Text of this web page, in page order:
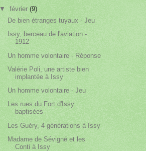
▼février(9)
De bien étranges tuyaux - Jeu
Issy, berceau de l'aviation -
1912
Un homme volontaire - Réponse
Valérie Poli, une artiste bien
implantée à Issy
Un homme volontaire - Jeu
Les rues du Fort d'Issy
baptisées
Les Guéry, 4 générations à Issy
Madame de Sévigné et les
Conti à Issy